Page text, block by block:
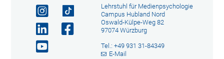
Lehrstuhl für Medienpsychologie
Campus Hubland Nord
Oswald-Külpe-Weg 82
97074 Würzburg
Tel.: +49 931 31-84349
E-Mail